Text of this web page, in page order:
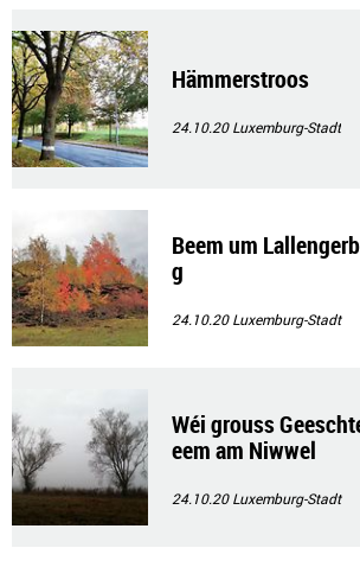
Hämmerstroos
24.10.20Luxemburg-Stadt
Beem um
g
24.10.20Luxemburg-Stadt
Wéi grouss
eem am Niwwel
24.10.20Luxemburg-Stadt